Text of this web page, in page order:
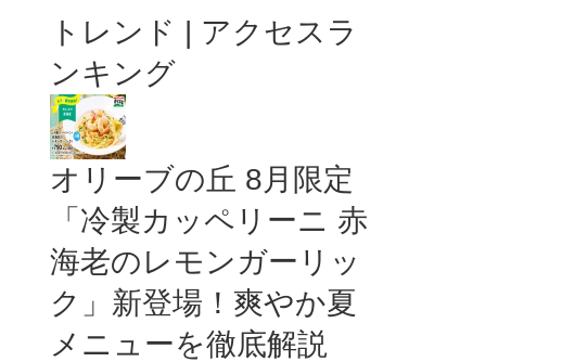
トレンド | アクセスラ
ンキング
オリーブの丘 8月限定
「冷製カッペリーニ 赤
海老のレモンガーリッ
ク」新登場！爽やか夏
メニューを徹底解説